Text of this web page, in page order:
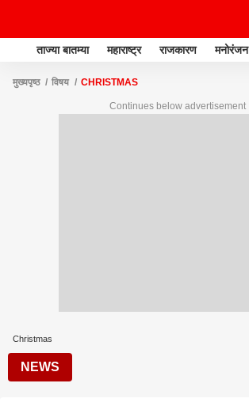
ताज्या बातम्या महाराष्ट्र राजकारण मनोरंजन
मुख्यपृष्ठ विषय CHRISTMAS
Continues below advertisement
Christmas
NEWS